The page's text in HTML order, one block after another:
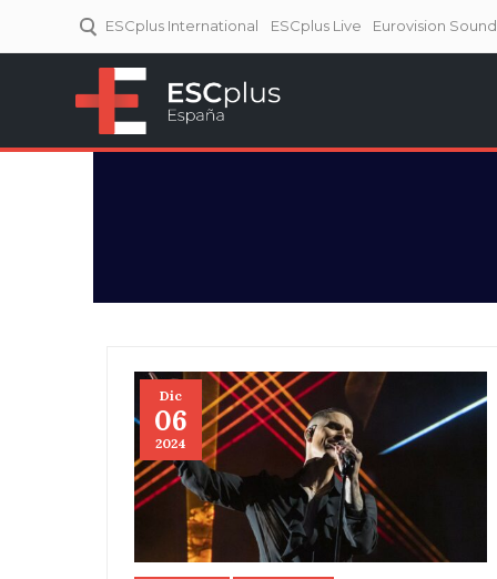
ESCplus International ESCplus Live Eurovision Sound
Dic
06
2024